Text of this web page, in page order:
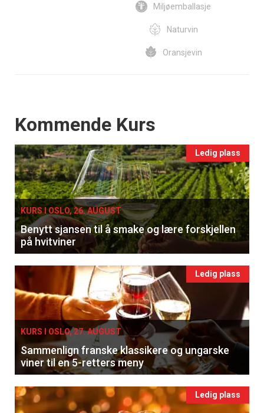
Miljøemballasje
Naturvin
Oransjevin
Events
Kommende Kurs
Ledig plass
KURS I OSLO, 26. AUGUST
Benytt sjansen til å smake og lære forskjellen
på hvitviner
Ledig plass
KURS I OSLO, 27. AUGUST
Sammenlign franske klassikere og ungarske
viner til en 5-retters meny
Ledig plass